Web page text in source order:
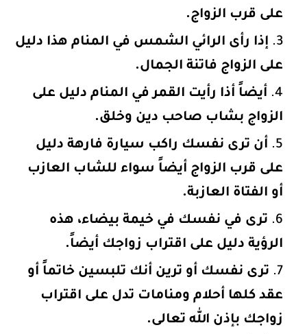
على قرب الزواج.
إذا رأى الرائي الشمس في المنام هذا دليل
على الزواج فاتنة الجمال.
أيضاً أذا رأيت القمر في المنام دليل على
الزواج بشاب صاحب دين وخلق.
أن ترى نفسك راكب سيارة فارهة دليل
على قرب الزواج أيضاً سواء للشاب العازب
أو الفتاة العازبة.
ترى في نفسك في خيمة بيضاء، هذه
الرؤية دليل على اقتراب زواجك أيضاً.
ترى نفسك أو ترين أنك تلبسين خاتماً أو
عقد كلها أحلام ومنامات تدل على اقتراب
زواجك بإذن الله تعالى.